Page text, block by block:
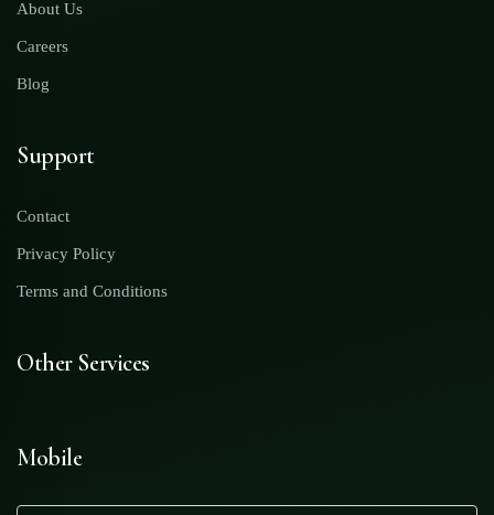
About Us
Careers
Blog
Support
Contact
Privacy Policy
Terms and Conditions
Other Services
Mobile